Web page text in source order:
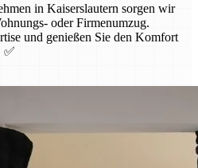
in Kaiserslautern sorgen wir
oder Firmenumzug.
und genießen Sie den Komfort
✅